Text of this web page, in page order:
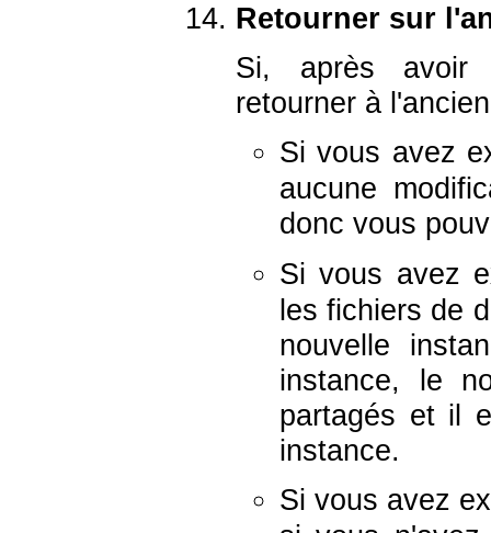
Retourner sur
Si, après
retourner à
Si vous avez
aucune
donc vous
Si vous avez
les fichiers de
nouvelle
instance, le
partagés et il
instance.
Si vous avez